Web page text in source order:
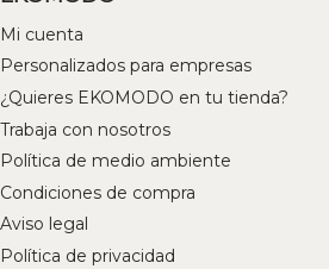
Mi cuenta
Personalizados para empresas
¿Quieres EKOMODO en tu tienda?
Trabaja con nosotros
Política de medio ambiente
Condiciones de compra
Aviso legal
Política de privacidad